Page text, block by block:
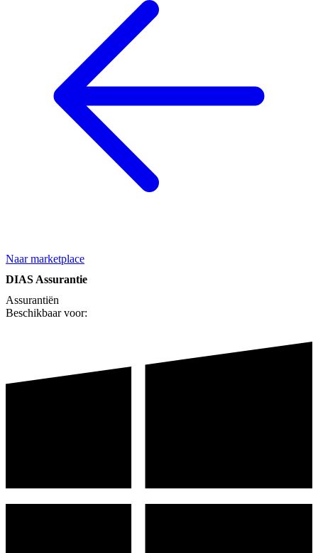
Naar marketplace
DIAS Assurantie
Assurantiën
Beschikbaar voor: